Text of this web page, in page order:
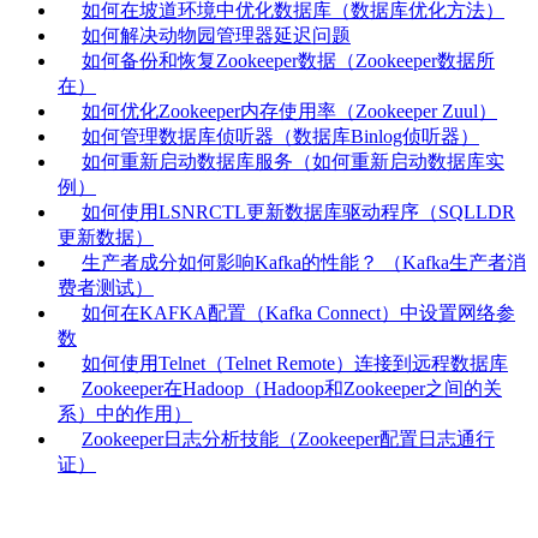
如何在坡道环境中优化数据库（数据库优化方法）
如何解决动物园管理器延迟问题
如何备份和恢复Zookeeper数据（Zookeeper数据所
在）
如何优化Zookeeper内存使用率（Zookeeper Zuul）
如何管理数据库侦听器（数据库Binlog侦听器）
如何重新启动数据库服务（如何重新启动数据库实
例）
如何使用LSNRCTL更新数据库驱动程序（SQLLDR
更新数据）
生产者成分如何影响Kafka的性能？ （Kafka生产者消
费者测试）
如何在KAFKA配置（Kafka Connect）中设置网络参
数
如何使用Telnet（Telnet Remote）连接到远程数据库
Zookeeper在Hadoop（Hadoop和Zookeeper之间的关
系）中的作用）
Zookeeper日志分析技能（Zookeeper配置日志通行
证）